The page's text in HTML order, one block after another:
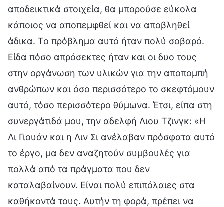
αποδεικτικά στοιχεία, θα μπορούσε εύκολα
κάποιος να αποπεμφθεί και να αποβληθεί
άδικα. Το πρόβλημα αυτό ήταν πολύ σοβαρό.
Είδα πόσο απρόσεκτες ήταν και οι δυο τους
στην οργάνωση των υλικών για την αποπομπή
ανθρώπων και όσο περισσότερο το σκεφτόμουν
αυτό, τόσο περισσότερο θύμωνα. Έτσι, είπα στη
συνεργάτιδά μου, την αδελφή Λιου Τζινγκ: «Η
Λι Γιουάν και η Λιν Σι ανέλαβαν πρόσφατα αυτό
το έργο, μα δεν αναζητούν συμβουλές για
πολλά από τα πράγματα που δεν
καταλαβαίνουν. Είναι πολύ επιπόλαιες στα
καθήκοντά τους. Αυτήν τη φορά, πρέπει να